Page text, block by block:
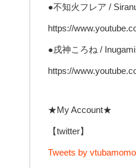
●不知火フレア /
https://
●戌神ころね /
https://
★My Account★
【twitter】
Tweets by